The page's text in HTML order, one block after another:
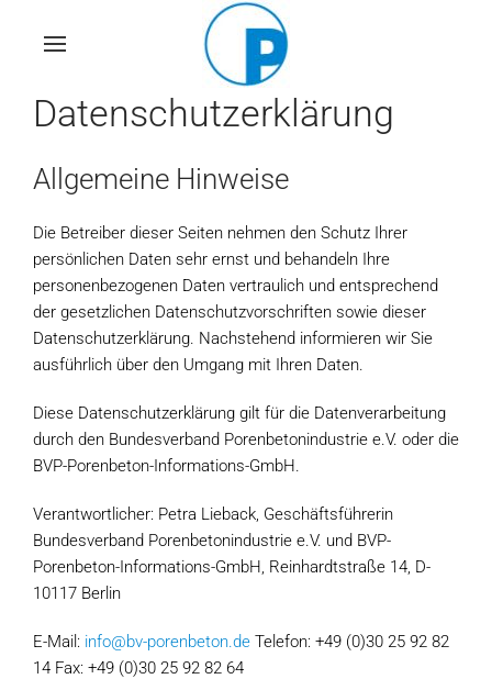
Skip
main
content
Datenschutzerklärung
Allgemeine Hinweise
Die Betreiber dieser Seiten nehmen den Schutz Ihrer
persönlichen Daten sehr ernst und behandeln Ihre
personenbezogenen Daten vertraulich und entsprechend
der gesetzlichen Datenschutzvorschriften sowie dieser
Datenschutzerklärung. Nachstehend informieren wir Sie
ausführlich über den Umgang mit Ihren Daten.
Diese Datenschutzerklärung gilt für die Datenverarbeitung
durch den Bundesverband Porenbetonindustrie e.V. oder die
BVP-Porenbeton-Informations-GmbH.
Verantwortlicher: Petra Lieback, Geschäftsführerin
Bundesverband Porenbetonindustrie e.V. und BVP-
Porenbeton-Informations-GmbH, Reinhardtstraße 14, D-
10117 Berlin
E-Mail: info@bv-porenbeton.de Telefon: +49 (0)30 25 92 82
14 Fax: +49 (0)30 25 92 82 64